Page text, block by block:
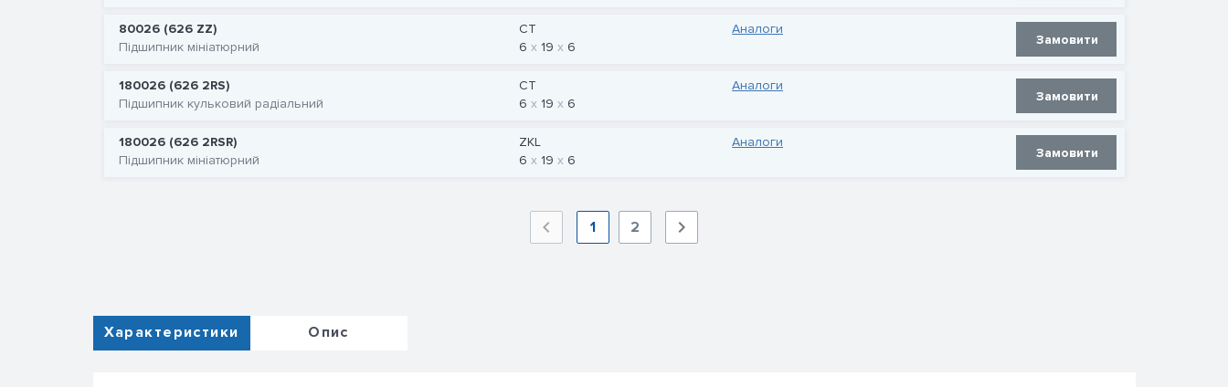
80026 (626 ZZ)
Підшипник мініатюрний
CT
6
19 6
Аналоги
Замовити
180026 (626 2RS)
Підшипник кульковий радіальний
CT
6
19 6
Аналоги
Замовити
180026 (626 2RSR)
Підшипник мініатюрний
ZKL
6
19 6
Аналоги
Замовити
1 2
Характеристики Опис